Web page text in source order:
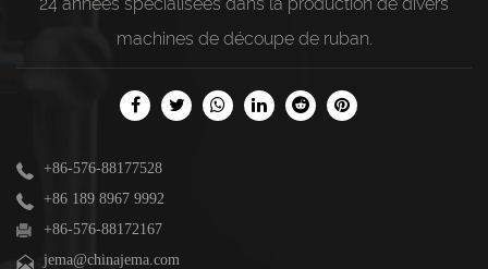
machines de découpe de ruban
+86-576-88177528
+86 189 8967 9992
+86-576-88172167
jema@chinajema.com